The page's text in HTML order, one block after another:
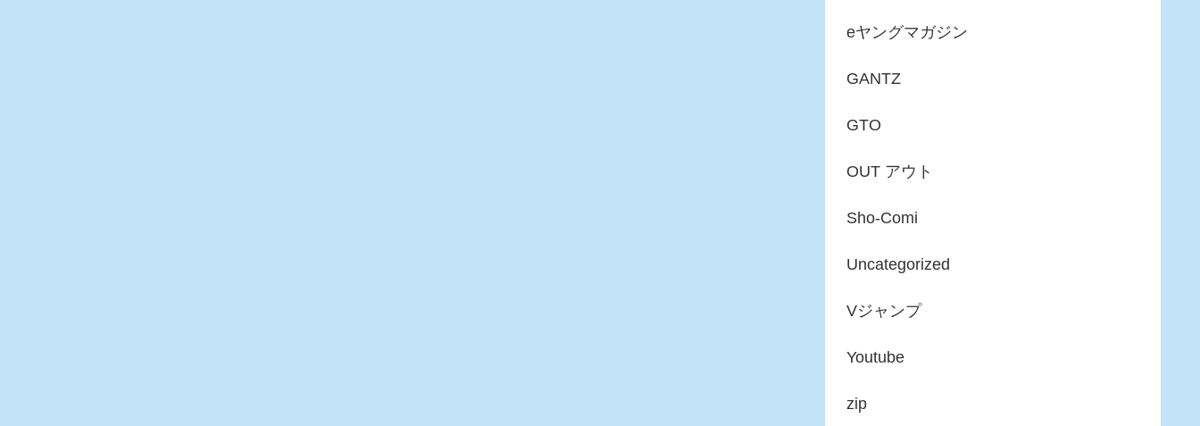
eヤングマガジン
GANTZ
GTO
OUT アウト
Sho-Comi
Uncategorized
Vジャンプ
Youtube
zip